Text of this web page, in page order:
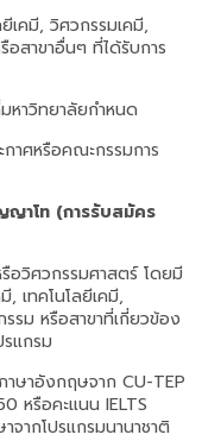
คมี, วิศวกรรมเคมี,
สาขาอื่นๆ ที่ได้รับการ
หาวิทยาลัยกำหนด
ศหรือคณะกรรมการ
าโท (การรับสมัคร
วิศวกรรมศาสตร์ โดยมี
เทคโนโลยีเคมี,
รม หรือสาขาที่เกี่ยวข้อง
แกรม
ษาอังกฤษจาก CU-TEP
หรือคะแนน IELTS
ากโปรแกรมนานาชาติ